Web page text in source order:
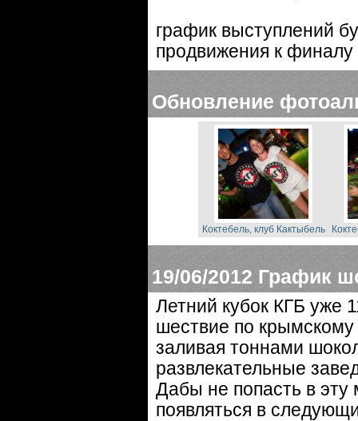
график выступлений
продвижения к финалу
Обновление
Коктебель, клуб Кактыбель
19/06/2012 График
Летний кубок КГБ уже
шествие по
заливая тоннами
развлекательные
Дабы не попасть в эту
появляться в